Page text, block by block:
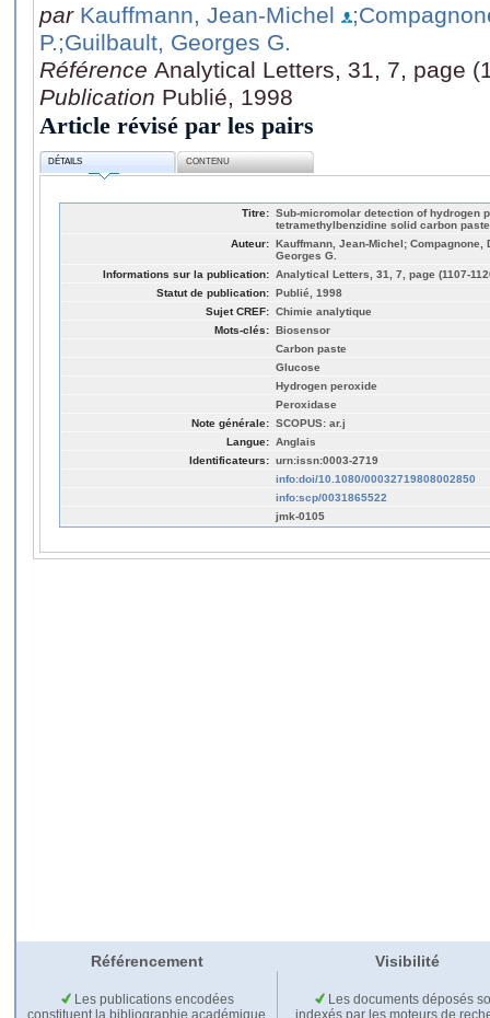
par Kauffmann, Jean-Michel
P.;Guilbault, Georges G.
Référence Analytical Letters, 31, 7, page
Publication Publié, 1998
Article révisé par les pairs
DÉTAILS CONTENU
Titre: Sub-micromolar detection of hydrogen
tetramethylbenzidine solid carbon
Auteur: Kauffmann, Jean-Michel; Compagnone,
Georges G.
Informations sur la publication: Analytical Letters, 31, 7, page (1107-
Statut de publication: Publié, 1998
Sujet CREF: Chimie analytique
Mots-clés: Biosensor
Carbon paste
Glucose
Hydrogen peroxide
Peroxidase
Note générale: SCOPUS: ar.j
Langue: Anglais
Identificateurs: urn:issn:0003-2719
info:doi/10.1080/00032719808002850
info:scp/0031865522
jmk-0105
Référencement Visibilité
Les publications encodées
Les documents déposés